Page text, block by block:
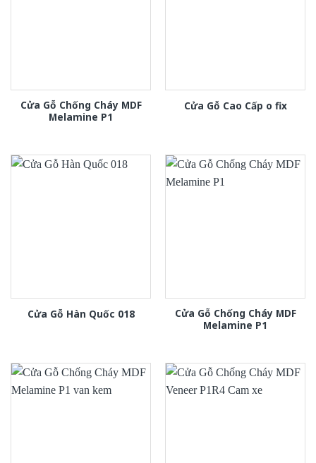
Cửa Gỗ Chống Cháy MDF
Melamine P1
Cửa Gỗ Cao Cấp o fix
Cửa Gỗ Hàn Quốc 018
Cửa Gỗ Chống Cháy MDF
Melamine P1